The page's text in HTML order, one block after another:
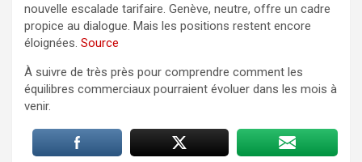
nouvelle escalade tarifaire. Genève, neutre, offre un cadre
propice au dialogue. Mais les positions restent encore
éloignées. Source
À suivre de très près pour comprendre comment les
équilibres commerciaux pourraient évoluer dans les mois à
venir.